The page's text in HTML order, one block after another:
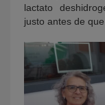
lactato
justo antes de